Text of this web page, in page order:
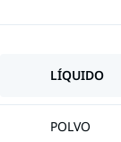
LÍQUIDO
POLVO